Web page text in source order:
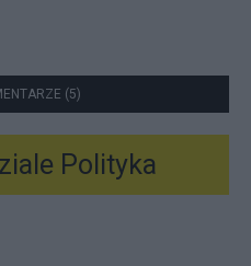
(5)
Polityka